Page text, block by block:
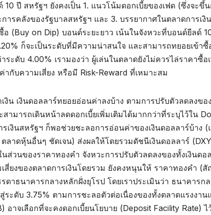
10 ปี สหรัฐฯ ยังคงเป็น 1. แนวโน้มดอกเบี้ยของเฟด (ซึ่งจะ
ารคลังของรัฐบาลสหรัฐฯ และ 3. บรรยากาศในตลาดการเงิ
อ (Buy on Dip) บอนด์ระยะยาว เน้นในจังหวะที่บอนด์ยีลด์
ก็จะเป็นระดับที่มีความน่าสนใจ และสามารถทยอยเข้า
ระดับ 4.00% เรามองว่า ผู้เล่นในตลาดยังไม่ควรไล่ราคาซื้
กับความเสี่ยง หรือมี Risk-Reward ที่เหมาะสม
งิน เงินดอลลาร์ทยอยอ่อนค่าลงบ้าง ตามการปรับตัวลดลงข
สามารถเดินหน้าลดดอกเบี้ยเพิ่มเติมได้มากกว่าที่ระบุไว้ใน
รเงินสหรัฐฯ ก็พอช่วยชะลอการอ่อนค่าของเงินดอลลาร์บ้าง
ลาดหุ้นอื่นๆ ชัดเจน) ส่งผลให้โดยรวมดัชนีเงินดอลลาร์
ส่วนของราคาทองคำ จังหวะการปรับตัวลดลงของทั้งเงินด
สี่ยงของตลาดการเงินโดยรวม ยังคงหนุนให้ ราคาทองคำ
ดาธนาคารกลางหลักฝั่งยุโรป โดยเราประเมินว่า ธนาคาร
ระดับ 3.75% ตามการชะลอตัวต่อเนื่องของทั้งตลาดแรงงา
อาจเลือกที่จะคงดอกเบี้ยนโยบาย (Deposit Facility Rate)